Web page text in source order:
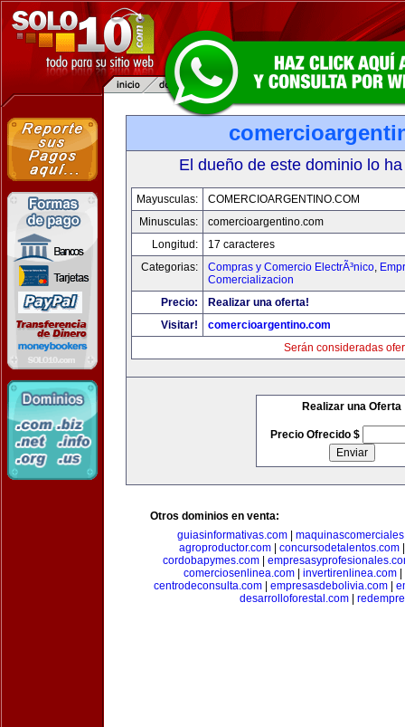
El dueño de este dominio lo
Mayusculas:
COMERCIOARGENTINO.COM
Minusculas:
comercioargentino.com
Longitud:
17 caracteres
Categorias:
Compras y Comercio ElectrÃ³nico,
Comercializacion
Precio:
Realizar una oferta!
Visitar!
comercioargentino.com
Serán consideradas
Realizar una Oferta
Precio Ofrecido $
Otros dominios en venta:
guiasinformativas.com
agroproductor.com
concursodetalentos.com
cordobapymes.com|
comerciosenlinea.com
invertirenlinea.com
centrodeconsulta.com
empresasdebolivia.com
desarrolloforestal.com